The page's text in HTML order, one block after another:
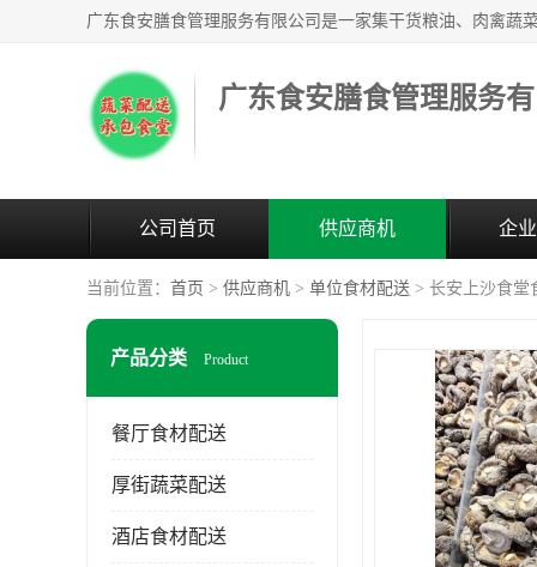
广东食安膳食管理服务
公司首页 供应商机 企
当前位置： 首页 > 供应商机 > 单位食材配送 > 长安上沙食堂
产品分类 Product
餐厅食材配送
厚街蔬菜配送
酒店食材配送